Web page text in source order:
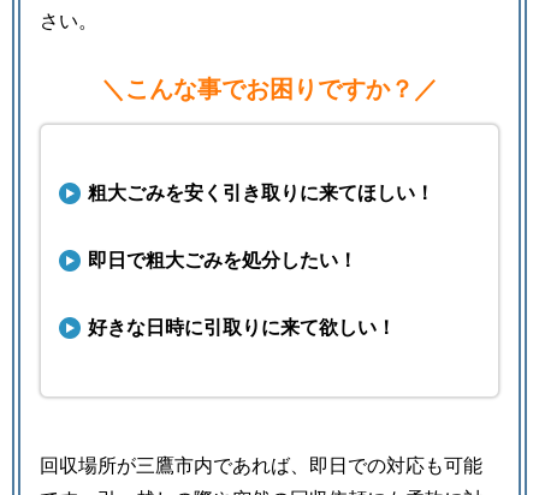
さい。
＼こんな事でお困りですか？／
粗大ごみを安く引き取りに来てほしい！
即日で粗大ごみを処分したい！
好きな日時に引取りに来て欲しい！
回収場所が三鷹市内であれば、即日での対応も可能